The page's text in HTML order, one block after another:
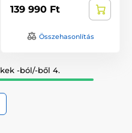
139 990 Ft
Összehasonlítás
-ból/-ből 4.